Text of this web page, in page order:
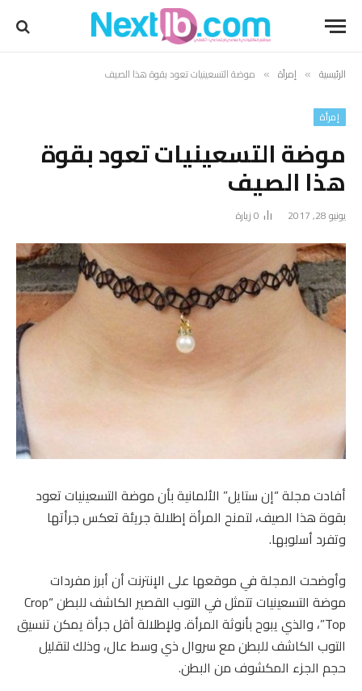
الرئيسية » إمرأة » موضة التسعينيات تعود بقوة هذا الصيف
إمرأة
موضة التسعينيات تعود بقوة
هذا الصيف
يونيو 28, 2017 0زيارة
أفادت مجلة “إن ستايل” الألمانية بأن موضة التسعينيات تعود
بقوة هذا الصيف، لتمنح المرأة إطلالة جريئة تعكس جرأتها
وتفرد أسلوبها.
وأوضحت المجلة في موقعها على الإنترنت أن أبرز مفردات
موضة التسعينيات تتمثل في التوب القصير الكاشف للبطن “Crop
Top”، والذي يبوح بأنوثة المرأة. ولإطلالة أقل جرأة يمكن تنسيق
التوب الكاشف للبطن مع سروال ذي وسط عال، وذلك لتقليل
حجم الجزء المكشوف من البطن.